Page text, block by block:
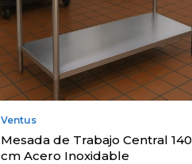
Ventus
Mesada de Trabajo Central 140
cm Acero Inoxidable